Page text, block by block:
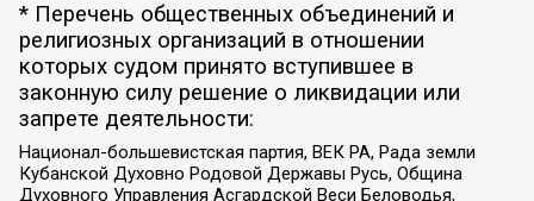
* Перечень общественных объединений и
религиозных организаций в отношении
которых судом принято вступившее в
законную силу решение о ликвидации или
запрете деятельности:
Национал-большевистская партия, ВЕК РА, Рада земли
Кубанской Духовно Родовой Державы Русь, Община
Духовного Управления Асгардской Веси Беловодья,